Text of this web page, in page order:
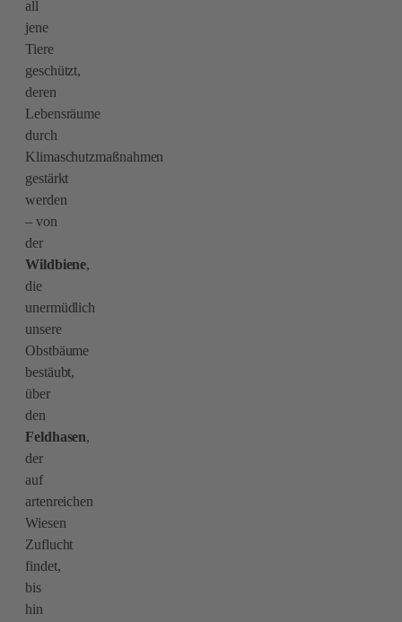
all
jene
Tiere
geschützt,
deren
Lebensräume
durch
Klimaschutzmaßnahmen
gestärkt
werden
– von
der
Wildbiene,
die
unermüdlich
unsere
Obstbäume
bestäubt,
über
den
Feldhasen,
der
auf
artenreichen
Wiesen
Zuflucht
findet,
bis
hin